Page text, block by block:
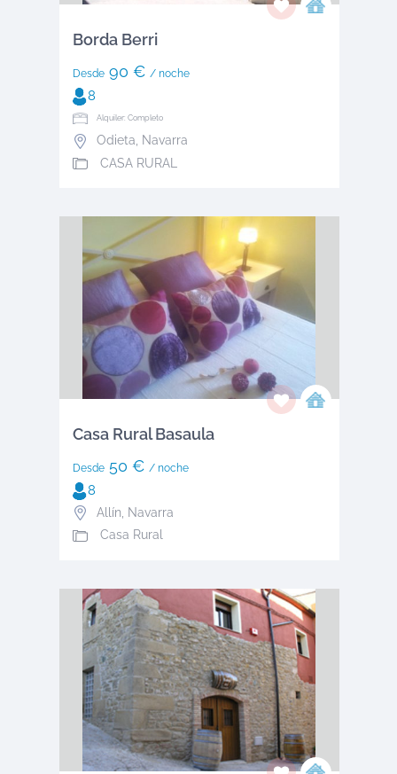
Borda Berri
Desde90 € / noche
8
Alquiler: Completo
Odieta, Navarra
CASA RURAL
Casa Rural Basaula
Desde50 € / noche
8
Allín
Navarra
Casa Rural